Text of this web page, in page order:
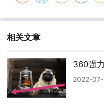
相关文章
360强
2022-